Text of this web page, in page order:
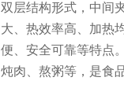
双层结构形式，中间
大、热效率高、加热
便、安全可靠等特点
炖肉、熬粥等，是食